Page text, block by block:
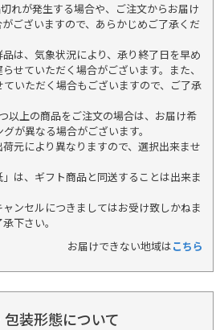
れが発生する場合や、ご注文からお届け
ございますので、あらかじめご了承くだ
は、気象状況により、承り終了日を早め
せていただく場合がございます。また、
いただく場合もございますので、ご了承
以上の商品をご注文の場合は、お届け希
が異なる場合がございます。
元により異なりますので、選択出来ませ
」は、ギフト商品と同送することは出来ま
ンセルにつきましてはお受け致しかねま
下さい。
お届けできない地域はこちら
包装形態について